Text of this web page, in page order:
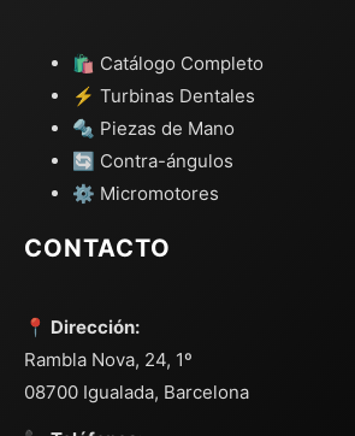
🛍️ Catálogo Completo
⚡ Turbinas Dentales
🔩 Piezas de Mano
🔄 Contra-ángulos
⚙️ Micromotores
CONTACTO
📍 Dirección:
Rambla Nova, 24, 1º
08700 Igualada, Barcelona